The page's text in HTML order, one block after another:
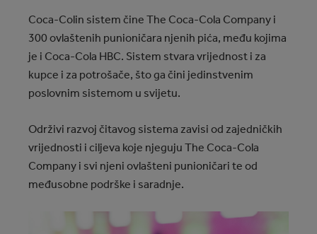
Coca-Colin sistem čine The Coca‑Cola Company i
300 ovlaštenih punioničara njenih pića, među kojima
je i Coca‑Cola HBC. Sistem stvara vrijednost i za
kupce i za potrošače, što ga čini jedinstvenim
poslovnim sistemom u svijetu.
Održivi razvoj čitavog sistema zavisi od zajedničkih
vrijednosti i ciljeva koje njeguju The Coca‑Cola
Company i svi njeni ovlašteni punioničari te od
međusobne podrške i saradnje.